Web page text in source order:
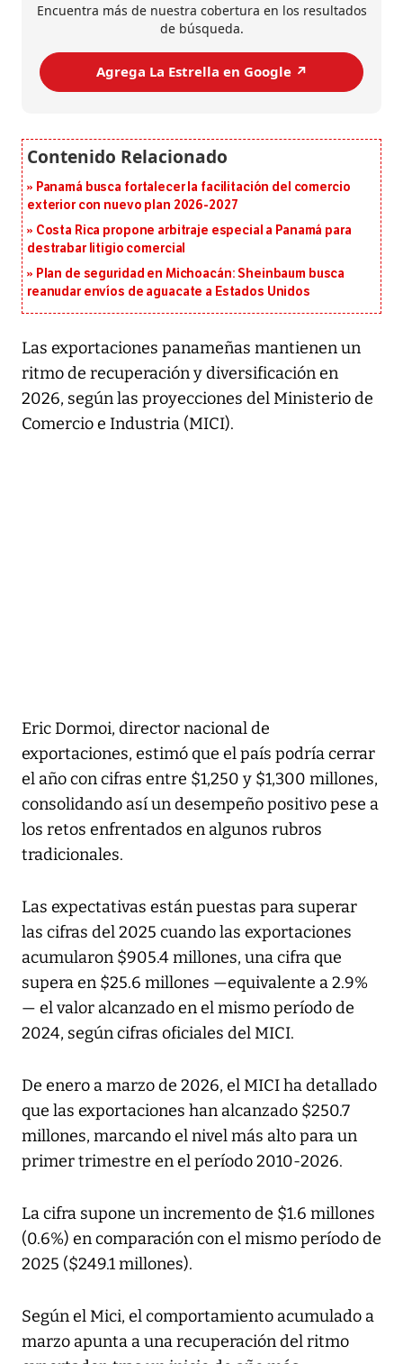
Encuentra más de nuestra cobertura en los resultados
de búsqueda.
Agrega La Estrella en Google ↗️
Panamá busca fortalecer la facilitación del comercio
exterior con nuevo plan 2026-2027
Costa Rica propone arbitraje especial a Panamá para
destrabar litigio comercial
Plan de seguridad en Michoacán: Sheinbaum busca
reanudar envíos de aguacate a Estados Unidos
Las exportaciones panameñas mantienen un
ritmo de recuperación y diversificación en
2026, según las proyecciones del Ministerio de
Comercio e Industria (MICI).
Eric Dormoi, director nacional de
exportaciones, estimó que el país podría cerrar
el año con cifras entre $1,250 y $1,300 millones,
consolidando así un desempeño positivo pese a
los retos enfrentados en algunos rubros
tradicionales.
Las expectativas están puestas para superar
las cifras del 2025 cuando las exportaciones
acumularon $905.4 millones, una cifra que
supera en $25.6 millones —equivalente a 2.9%
— el valor alcanzado en el mismo período de
2024, según cifras oficiales del MICI.
De enero a marzo de 2026, el MICI ha detallado
que las exportaciones han alcanzado $250.7
millones, marcando el nivel más alto para un
primer trimestre en el período 2010-2026.
La cifra supone un incremento de $1.6 millones
(0.6%) en comparación con el mismo período de
2025 ($249.1 millones).
Según el Mici, el comportamiento acumulado a
marzo apunta a una recuperación del ritmo